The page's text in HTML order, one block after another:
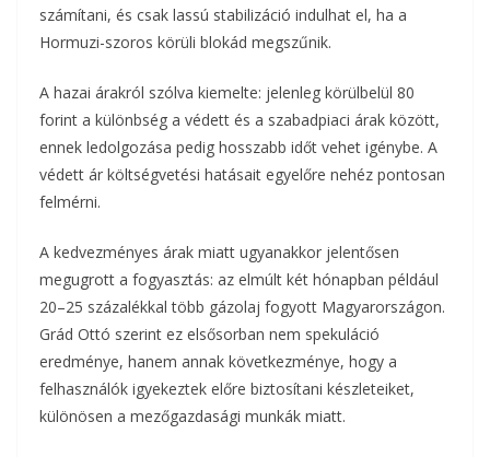
számítani, és csak lassú stabilizáció indulhat el, ha a
Hormuzi-szoros körüli blokád megszűnik.
A hazai árakról szólva kiemelte: jelenleg körülbelül 80
forint a különbség a védett és a szabadpiaci árak között,
ennek ledolgozása pedig hosszabb időt vehet igénybe. A
védett ár költségvetési hatásait egyelőre nehéz pontosan
felmérni.
A kedvezményes árak miatt ugyanakkor jelentősen
megugrott a fogyasztás: az elmúlt két hónapban például
20–25 százalékkal több gázolaj fogyott Magyarországon.
Grád Ottó szerint ez elsősorban nem spekuláció
eredménye, hanem annak következménye, hogy a
felhasználók igyekeztek előre biztosítani készleteiket,
különösen a mezőgazdasági munkák miatt.